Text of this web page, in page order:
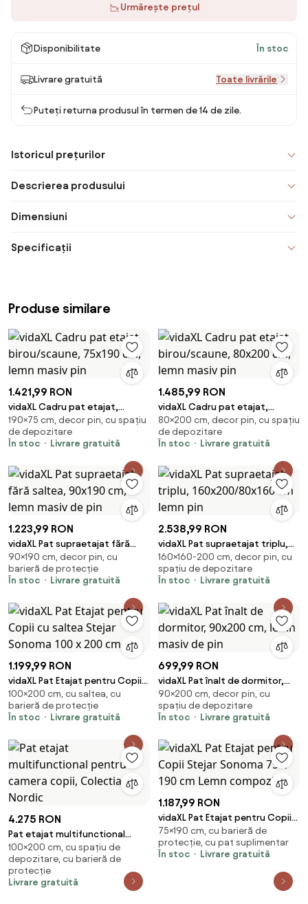
Urmărește prețul
Disponibilitate În stoc
Livrare gratuită Toate livrările
Puteți returna produsul în termen de 14 de zile.
Istoricul prețurilor
Descrierea produsului
Dimensiuni
Specificații
Produse similare
1.421,99 RON
vidaXL Cadru pat etajat,
birou/scaune, 75x190 cm, lemn
masiv pin
190×75 cm, decor pin, cu spațiu
de depozitare
În stoc
Livrare gratuită
1.485,99 RON
vidaXL Cadru pat etajat,
birou/scaune, 80x200 cm, lemn
masiv pin
80×200 cm, decor pin, cu spațiu
de depozitare
În stoc
Livrare gratuită
1.223,99 RON
vidaXL Pat supraetajat fără
saltea, 90x190 cm, lemn masiv
de pin
90×190 cm, decor pin, cu
barieră de protecție
În stoc
Livrare gratuită
2.538,99 RON
vidaXL Pat supraetajat triplu,
160x200/80x160 cm lemn pin
160×160-200 cm, decor pin, cu
spațiu de depozitare
În stoc
Livrare gratuită
1.199,99 RON
vidaXL Pat Etajat pentru Copii
cu saltea Stejar Sonoma 100 x
200 cm
100×200 cm, cu saltea, cu
barieră de protecție
În stoc
Livrare gratuită
699,99 RON
vidaXL Pat înalt de dormitor,
90x200 cm, lemn masiv de pin
90×200 cm, decor pin, cu
spațiu de depozitare
În stoc
Livrare gratuită
4.275 RON
Pat etajat multifunctional
pentru camera copii, Colectia
Nordic
100×200 cm, cu spațiu de
depozitare, cu barieră de
protecție
Livrare gratuită
1.187,99 RON
vidaXL Pat Etajat pentru Copii
Stejar Sonoma 75 x 190 cm
Lemn compozit
75×190 cm, cu barieră de
protecție, cu pat suplimentar
În stoc
Livrare gratuită